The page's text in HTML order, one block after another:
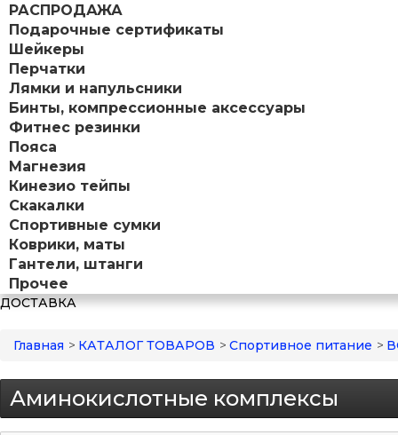
РАСПРОДАЖА
Подарочные сертификаты
Шейкеры
Перчатки
Лямки и напульсники
Бинты, компрессионные аксессуары
Фитнес резинки
Пояса
Магнезия
Кинезио тейпы
Скакалки
Спортивные сумки
Коврики, маты
Гантели, штанги
Прочее
ДОСТАВКА
Главная > КАТАЛОГ ТОВАРОВ > Спортивное питание >
Аминокислотные комплексы